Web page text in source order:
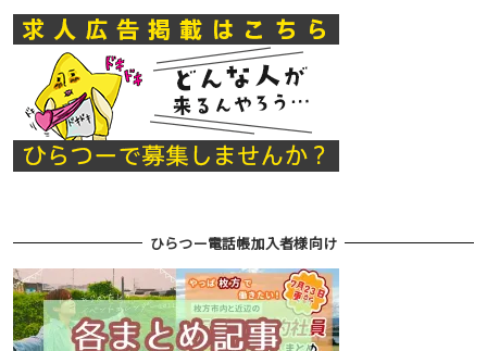
ひらつー電話帳加入者様向け